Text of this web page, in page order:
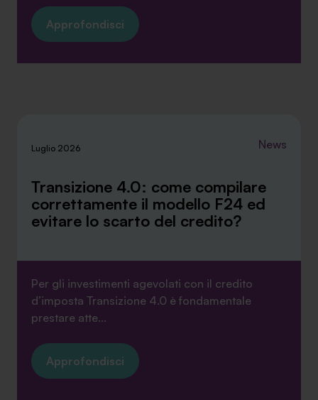
Approfondisci
Luglio 2026 News
Transizione 4.0: come compilare
correttamente il modello F24 ed
evitare lo scarto del credito?
Per gli investimenti agevolati con il credito
d’imposta Transizione 4.0 è fondamentale
prestare atte...
Approfondisci